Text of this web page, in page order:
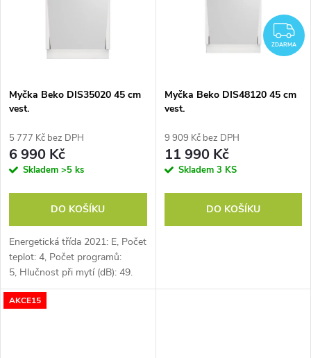
Myčka Beko DIS35020 45 cm
vest.
5 777 Kč bez DPH
6 990 Kč
Skladem >5 ks
DO KOŠÍKU
Energetická třída 2021: E, Počet
teplot: 4, Počet programů:
5, Hlučnost při mytí (dB): 49.
ZDARMA
Myčka Beko DIS48120 45 cm
vest.
9 909 Kč bez DPH
11 990 Kč
Skladem 3 KS
DO KOŠÍKU
AKCE15